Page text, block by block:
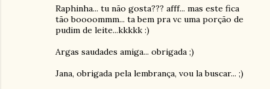
Raphinha... tu não gosta??? afff... mas este fica
tão boooommm... ta bem pra vc uma porção de
pudim de leite...kkkkk :)
Argas saudades amiga... obrigada ;)
Jana, obrigada pela lembrança, vou la buscar... ;)